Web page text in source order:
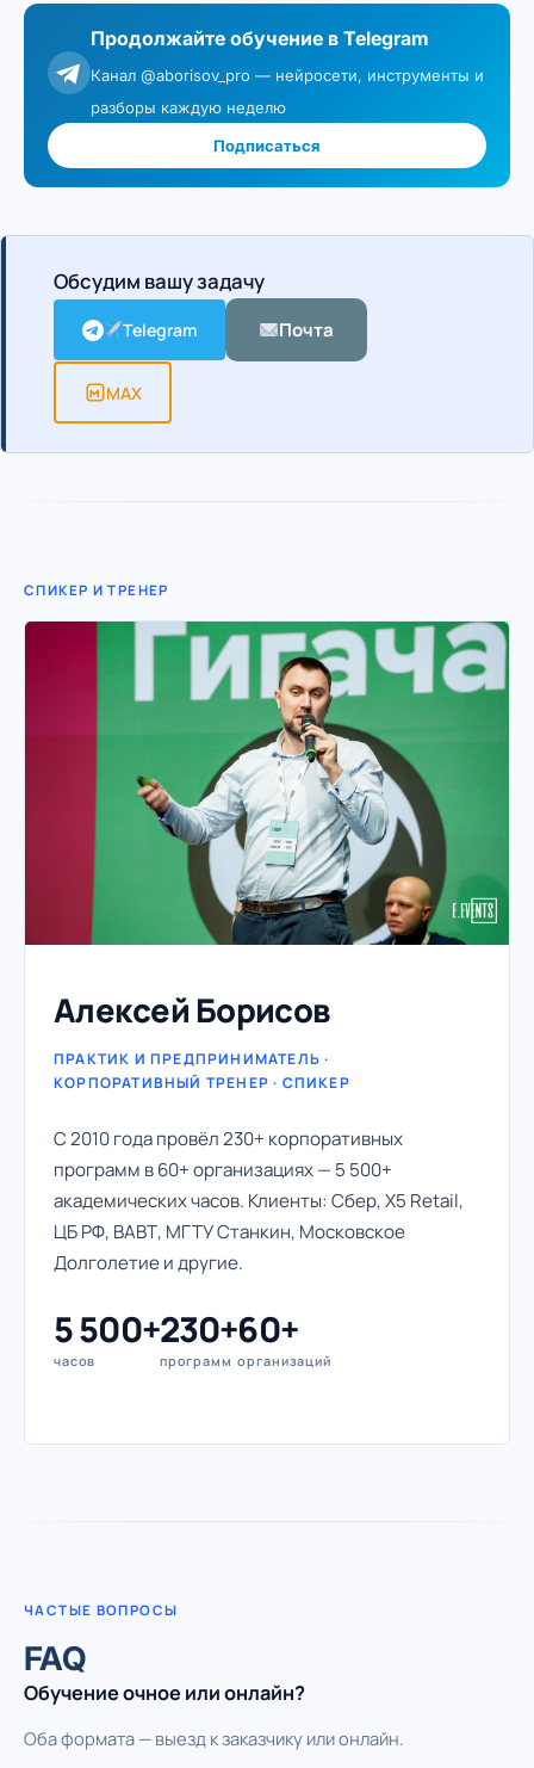
Продолжайте обучение в Telegram
Канал @aborisov_pro — нейросети, инструменты и
разборы каждую неделю
Подписаться
Обсудим вашу задачу
Telegram Почта
MAX
СПИКЕР И ТРЕНЕР
Алексей Борисов
ПРАКТИК И ПРЕДПРИНИМАТЕЛЬ ·
КОРПОРАТИВНЫЙ ТРЕНЕР · СПИКЕР
С 2010 года провёл 230+ корпоративных
программ в 60+ организациях — 5 500+
академических часов. Клиенты: Сбер, X5 Retail,
ЦБ РФ, ВАВТ, МГТУ Станкин, Московское
Долголетие и другие.
5 500+
часов
230+
программ
60+
организаций
ЧАСТЫЕ ВОПРОСЫ
FAQ
Обучение очное или онлайн?
Оба формата — выезд к заказчику или онлайн.